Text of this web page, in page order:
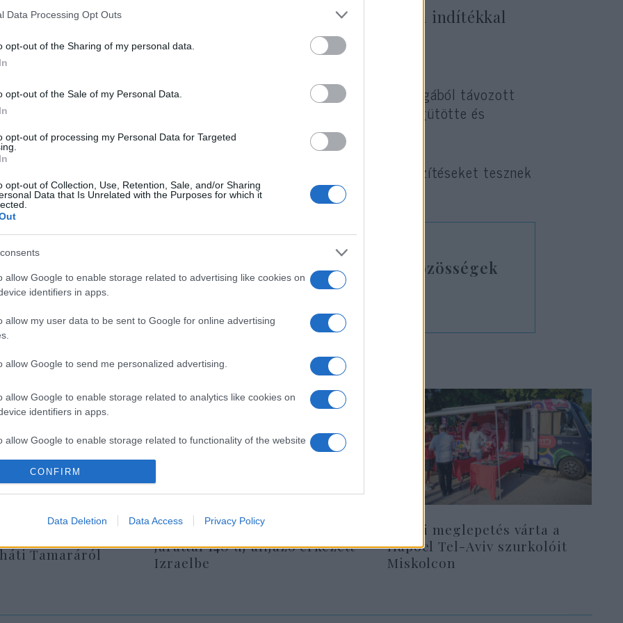
Data Processing Opt Outs
opt-out of the Sharing of my personal data.
opt-out of the Sale of my Personal Data.
opt-out of processing my Personal Data for Targeted
opt-out of Collection, Use, Retention, Sale, and/or Sharing
Data that Is Unrelated with the Purposes for which it
allow Google to enable storage related to advertising like cookies on
identifiers in apps.
allow my user data to be sent to Google for online advertising
allow Google to send me personalized advertising.
allow Google to enable storage related to analytics like cookies on
identifiers in apps.
allow Google to enable storage related to functionality of the website
allow Google to enable storage related to personalization.
allow Google to enable storage related to security, including
CONFIRM
Data Deletion Data Access Privacy Policy
és világszerte egyre növekszik az antiszemita indítékkal
egy kippát viselő férfit támadtak meg, aki éppen egy zsinagógából távozott
20. kerületében. A támadó „mocskos zsidónak” nevezte, majd megütötte és
az áldozatot.
Darmanin francia belügyminiszter azt mondta, hogy „nagy erőfeszítéseket tesznek
bűncselekmény elkövetőjének elfogására”.
Komoly összeget fordítanak a zsidó közösségek
védelmére Angliában
Tamaráról
Egy különleges családi
járattal 140 új alijázó érkezett
Izraelbe
Óriási meglepetés várta a
Hapoel Tel-Aviv szurkolóit
Miskolcon